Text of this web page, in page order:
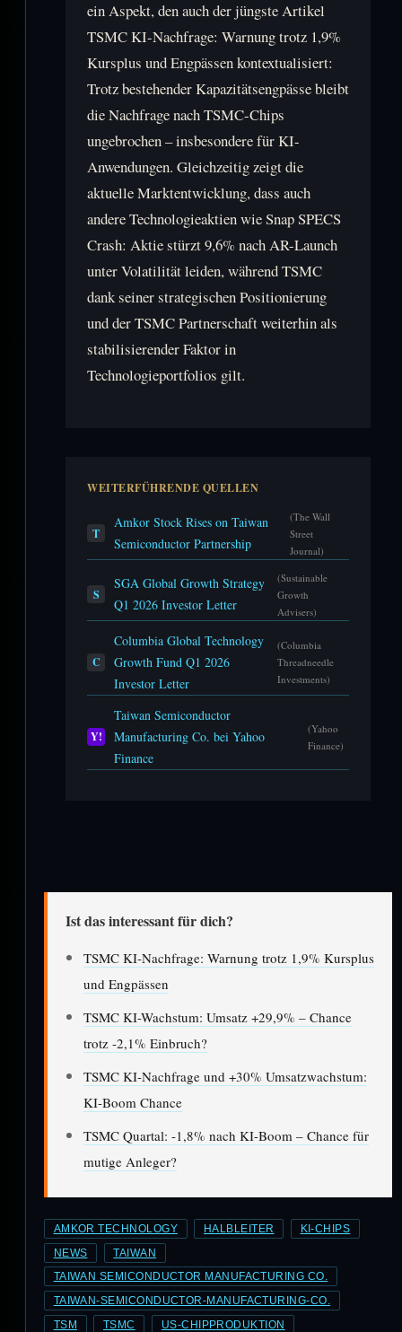
ein Aspekt, den auch der jüngste Artikel
TSMC KI-Nachfrage: Warnung trotz 1,9%
Kursplus und Engpässen kontextualisiert:
Trotz bestehender Kapazitätsengpässe bleibt
die Nachfrage nach TSMC-Chips
ungebrochen – insbesondere für KI-
Anwendungen. Gleichzeitig zeigt die
aktuelle Marktentwicklung, dass auch
andere Technologieaktien wie Snap SPECS
Crash: Aktie stürzt 9,6% nach AR-Launch
unter Volatilität leiden, während TSMC
dank seiner strategischen Positionierung
und der TSMC Partnerschaft weiterhin als
stabilisierender Faktor in
Technologieportfolios gilt.
WEITERFÜHRENDE QUELLEN
T
Amkor Stock Rises on Taiwan
Semiconductor Partnership
(The Wall
Street
Journal)
S
SGA Global Growth Strategy
Q1 2026 Investor Letter
(Sustainable
Growth
Advisers)
C
Columbia Global Technology
Growth Fund Q1 2026
Investor Letter
(Columbia
Threadneedle
Investments)
Y!
Taiwan Semiconductor
Manufacturing Co. bei Yahoo
Finance
(Yahoo
Finance)
Ist das interessant für dich?
TSMC KI-Nachfrage: Warnung trotz 1,9% Kursplus
und Engpässen
TSMC KI-Wachstum: Umsatz +29,9% – Chance
trotz -2,1% Einbruch?
TSMC KI-Nachfrage und +30% Umsatzwachstum:
KI-Boom Chance
TSMC Quartal: -1,8% nach KI-Boom – Chance für
mutige Anleger?
AMKOR TECHNOLOGY HALBLEITER KI-CHIPS
NEWS TAIWAN
TAIWAN SEMICONDUCTOR MANUFACTURING CO.
TAIWAN-SEMICONDUCTOR-MANUFACTURING-CO.
TSM TSMC US-CHIPPRODUKTION